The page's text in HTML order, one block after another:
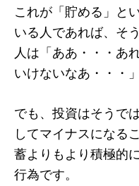
これが「貯める」と
いる人であれば、そ
人は「ああ・・・あ
いけないなあ・・・
でも、投資はそうで
してマイナスになる
蓄よりもより積極的
行為です。